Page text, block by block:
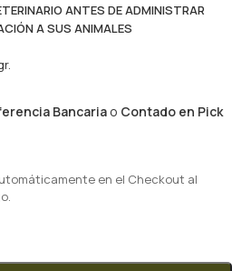
ANTES DE ADMINISTRAR
A SUS ANIMALES
Bancaria o Contado en Pick
en el Checkout al